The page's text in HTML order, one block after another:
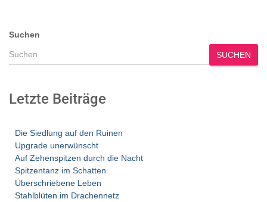
Suchen
SUCHEN
Letzte Beiträge
Die Siedlung auf den Ruinen
Upgrade unerwünscht
Auf Zehenspitzen durch die Nacht
Spitzentanz im Schatten
Überschriebene Leben
Stahlblüten im Drachennetz